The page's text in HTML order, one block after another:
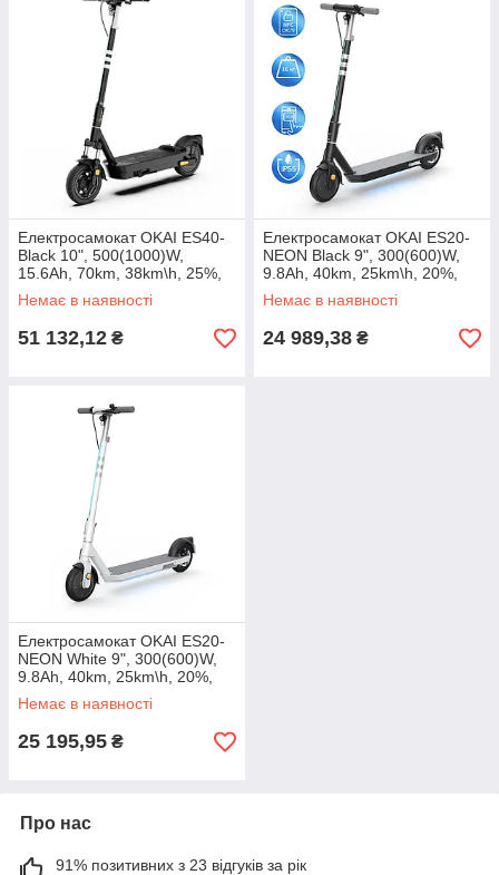
Електросамокат OKAI ES40-
Black 10", 500(1000)W,
15.6Ah, 70km, 38km\h, 25%,
NFC, App, 23kg
Немає в наявності
51 132,12 ₴
Електросамокат OKAI ES20-
NEON Black 9", 300(600)W,
9.8Ah, 40km, 25km\h, 20%,
NFC, App, 16kg
Немає в наявності
24 989,38 ₴
Електросамокат OKAI ES20-
NEON White 9", 300(600)W,
9.8Ah, 40km, 25km\h, 20%,
NFC, App, 16kg
Немає в наявності
25 195,95 ₴
Про нас
91% позитивних з 23 відгуків за рік